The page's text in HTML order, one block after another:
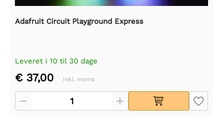
Adafruit Circuit Playground Express
Leveret i 10 til 30 dage
€ 37,00 Inkl. moms